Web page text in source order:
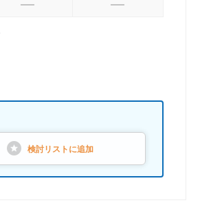
検討リストに追加